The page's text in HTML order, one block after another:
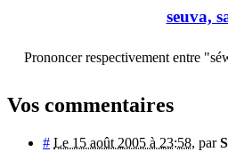
seuva,
Prononcer respectivement entre
Vos commentaires
# Le 15 août 2005 à 23:58, par